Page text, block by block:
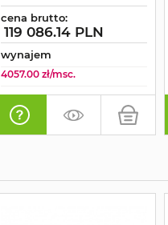
cena brutto:
119 086.14 PLN
wynajem
4057.00 zł/msc.